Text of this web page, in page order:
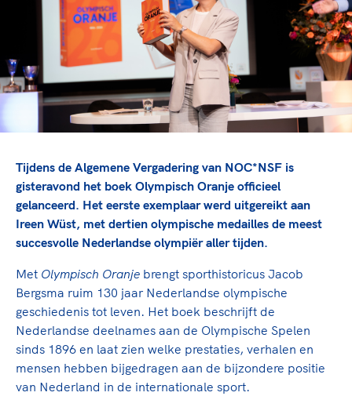
Sportonderzoek
Sportakkoord II
Game Changer
TeamNL kids
Nieuwspagina
Columns
Sport gaat niet vanzelf
Sport verenigt. Op sportclubs, pleintjes, tijdens
een rondje fietsen, door samen te skaten of naar
de sportschool te gaan. Door samen te juichen
Veilige en integere sport
Diversiteit en inclusie
Gezonde sportomgeving
Duurzaamheid
Bekwaam sportkader
Vitale clubs en bestuurlijk kader
Sportmatch
Clubacties
Handboek Wet- en Regelgeving
Opleidingen en trainingen
High5 Stappenplan
Ruimte voor sport
Clubondersteuning
Beroepskrachten
TeamNL Academie Kalender
Kennisaanbod TeamNL Experts
TeamNL Sport Science Centre
Paralympische Spelen LA28
Europese Spelen Istanbul 2027
Topsportbeleid
Maatschappelijke waarde topsport
Top teamsportcompetities
De TeamNL Academie
De TeamNL Academie biedt een leer- en
Tijdens de Algemene Vergadering van NOC*NSF is
gisteravond het boek Olympisch Oranje officieel
gelanceerd. Het eerste exemplaar werd uitgereikt aan
Ireen Wüst, met dertien olympische medailles de meest
succesvolle Nederlandse olympiër aller tijden.
Met Olympisch Oranje brengt sporthistoricus Jacob
Bergsma ruim 130 jaar Nederlandse olympische
geschiedenis tot leven. Het boek beschrijft de
Nederlandse deelnames aan de Olympische Spelen
sinds 1896 en laat zien welke prestaties, verhalen en
mensen hebben bijgedragen aan de bijzondere positie
van Nederland in de internationale sport.